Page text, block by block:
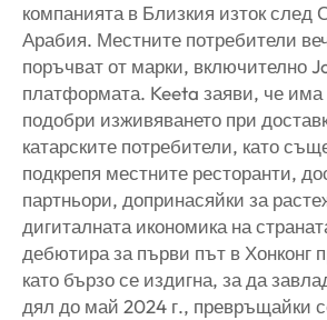
компанията в Близкия изток след
Арабия. Местните потребители
поръчват от марки, включително
платформата. Keeta заяви, че има
подобри изживяването при
катарските потребители, като
подкрепя местните ресторанти,
партньори, допринасяйки за
дигиталната икономика на
дебютира за първи път в Хонконг
като бързо се издигна, за да
дял до май 2024 г., превръщайки